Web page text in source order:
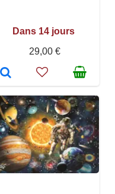
Dans 14 jours
29,00 €